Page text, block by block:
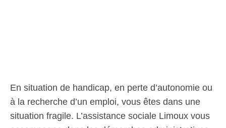
En situation de handicap, en perte d’autonomie ou
à la recherche d’un emploi, vous êtes dans une
situation fragile. L’assistance sociale Limoux vous